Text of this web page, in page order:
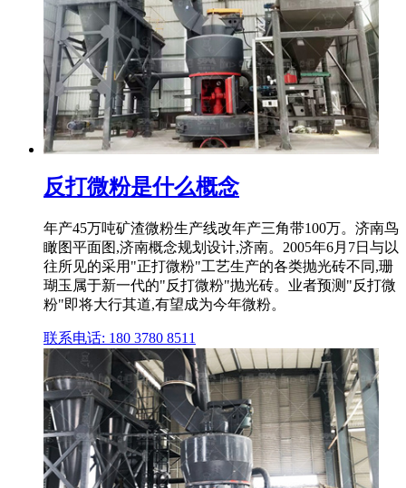
反打微粉是什么概念
年产45万吨矿渣微粉生产线改年产三角带100万。济南鸟
瞰图平面图,济南概念规划设计,济南。2005年6月7日与以
往所见的采用"正打微粉"工艺生产的各类抛光砖不同,珊
瑚玉属于新一代的"反打微粉"抛光砖。业者预测"反打微
粉"即将大行其道,有望成为今年微粉。
联系电话: 180 3780 8511